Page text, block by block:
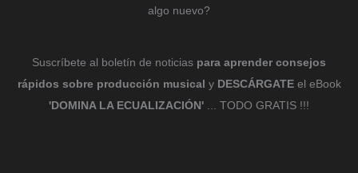
algo nuevo?
Suscríbete al boletín de noticias para aprender consejos
rápidos sobre producción musical y DESCÁRGATEel eBook
'DOMINA LA ECUALIZACIÓN' ... TODO GRATIS !!!